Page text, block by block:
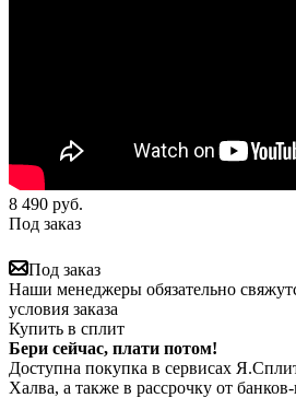
8 490 руб.
Под заказ
Под заказ
Наши менеджеры обязательно
условия заказа
Купить в сплит
Бери сейчас, плати потом!
Доступна покупка в сервисах
Халва, а также в рассрочку от